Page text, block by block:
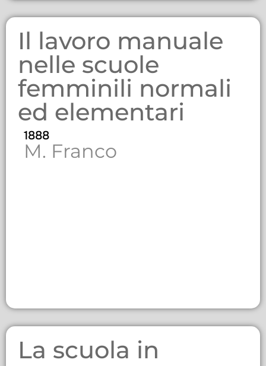
Il lavoro manuale
nelle scuole
femminili normali
ed elementari
1888
M. Franco
La scuola in